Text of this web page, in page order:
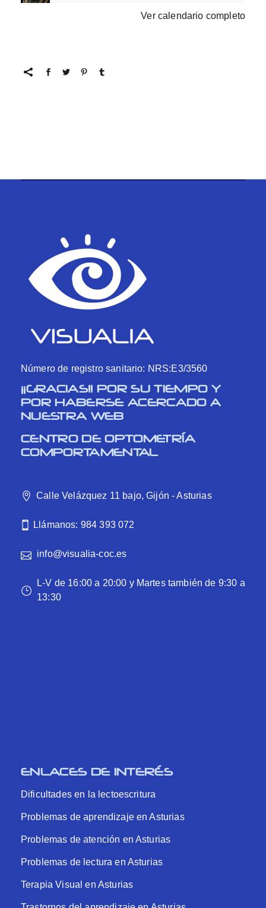
Ver calendario completo
Número de registro sanitario: NRS:E3/3560
¡¡GRACIAS!! POR SU TIEMPO Y
POR HABERSE ACERCADO A
NUESTRA WEB
CENTRO DE OPTOMETRÍA
COMPORTAMENTAL
Calle Velázquez 11 bajo, Gijón - Asturias
Llámanos: 984 393 072
info@visualia-coc.es
L-V de 16:00 a 20:00 y Martes también de 9:30 a
13:30
ENLACES DE INTERÉS
Dificultades en la lectoescritura
Problemas de aprendizaje en Asturias
Problemas de atención en Asturias
Problemas de lectura en Asturias
Terapia Visual en Asturias